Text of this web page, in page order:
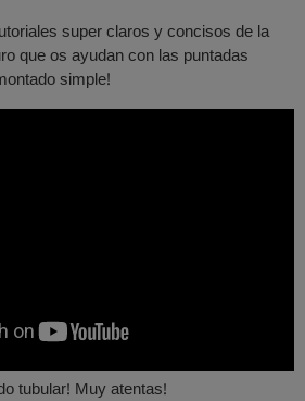
super claros y concisos de la
que os ayudan con las puntadas
simple!
tubular! Muy atentas!